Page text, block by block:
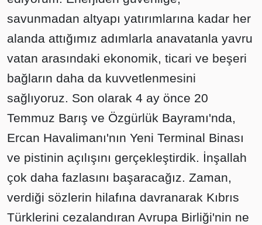
savunmadan altyapı yatırımlarına kadar her
alanda attığımız adımlarla anavatanla yavru
vatan arasındaki ekonomik, ticari ve beşeri
bağların daha da kuvvetlenmesini
sağlıyoruz. Son olarak 4 ay önce 20
Temmuz Barış ve Özgürlük Bayramı'nda,
Ercan Havalimanı'nın Yeni Terminal Binası
ve pistinin açılışını gerçekleştirdik. İnşallah
çok daha fazlasını başaracağız. Zaman,
verdiği sözlerin hilafına davranarak Kıbrıs
Türklerini cezalandıran Avrupa Birliği'nin ne